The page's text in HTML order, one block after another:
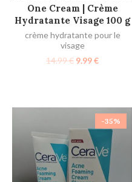
One Cream | Crème
Hydratante Visage 100 g
crème hydratante pour le
visage
14.99€ 9.99€
-35%